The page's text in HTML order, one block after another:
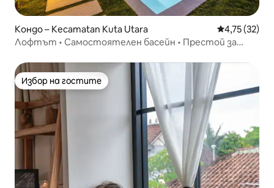
Кондо – Kecamatan Kuta Utara Средна
4,75 (32)
Лофтът • Самостоятелен басейн • Престой за
Избор на гостите
Избор на гостите